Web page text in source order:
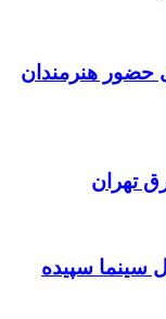
حضور هنرمندان
تهران
سینما سپیده